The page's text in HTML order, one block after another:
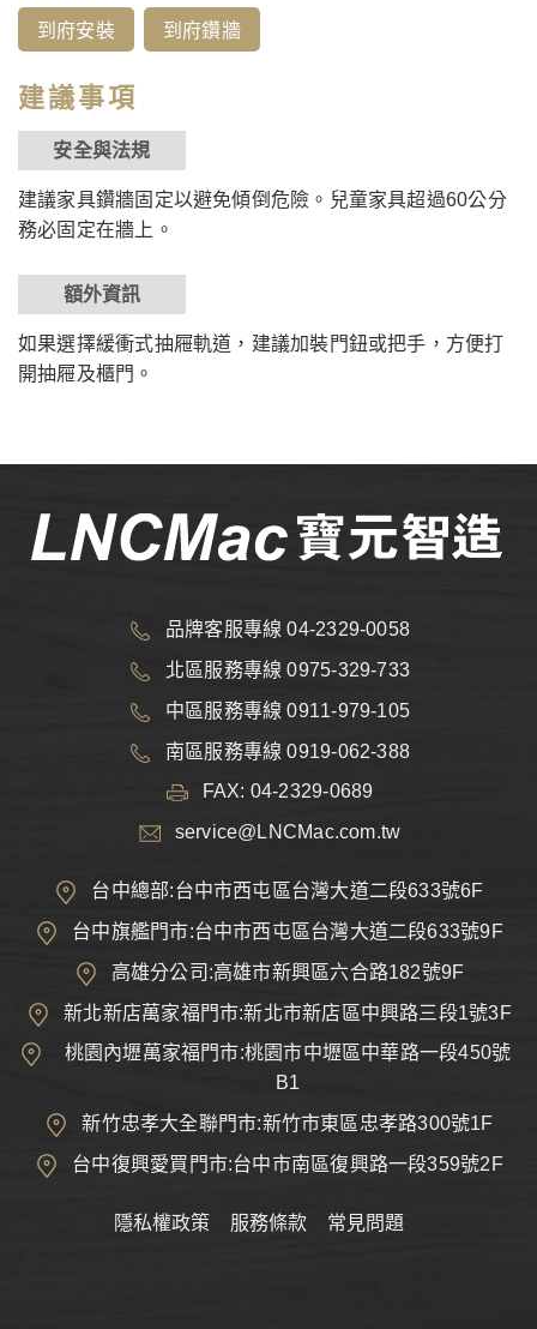
到府安裝 到府鑽牆
建議事項
安全與法規
建議家具鑽牆固定以避免傾倒危險。兒童家具超過60公分
務必固定在牆上。
額外資訊
如果選擇緩衝式抽屜軌道，建議加裝門鈕或把手，方便打
開抽屜及櫃門。
品牌客服專線 04-2329-0058
北區服務專線 0975-329-733
中區服務專線 0911-979-105
南區服務專線 0919-062-388
FAX: 04-2329-0689
service@LNCMac.com.tw
台中總部:台中市西屯區台灣大道二段633號6F
台中旗艦門市:台中市西屯區台灣大道二段633號9F
高雄分公司:高雄市新興區六合路182號9F
新北新店萬家福門市:新北市新店區中興路三段1號3F
桃園內壢萬家福門市:桃園市中壢區中華路一段450號
B1
新竹忠孝大全聯門市:新竹市東區忠孝路300號1F
台中復興愛買門市:台中市南區復興路一段359號2F
隱私權政策 服務條款 常見問題